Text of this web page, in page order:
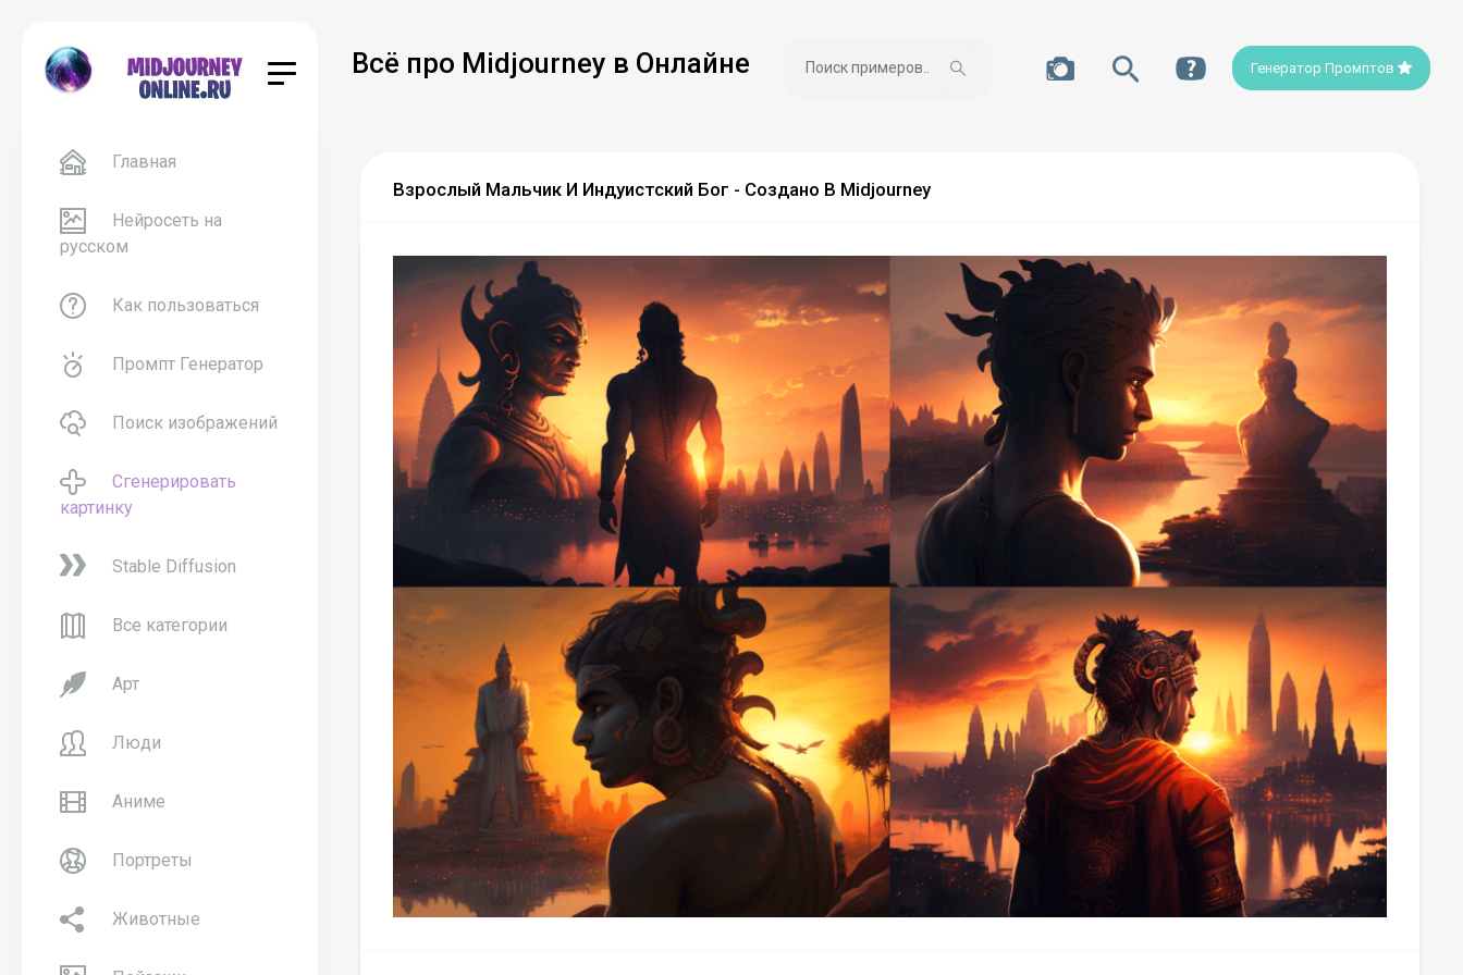
Всё про Midjourney в Онлайне Генератор Промптов
Главная
Нейросеть на
русском
Как пользоваться
Промпт Генератор
Поиск изображений
Сгенерировать
картинку
Stable Diffusion
Все категории
Арт
Люди
Аниме
Портреты
Животные
Взрослый Мальчик И Индуистский Бог - Создано В Midjourney